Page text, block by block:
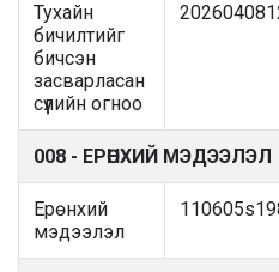
Тухайн
бичилтийг
бичсэн
засварласан
сүүлийн огноо
008 - ЕРӨНХИЙ МЭДЭЭЛЭЛ
Ерөнхий
мэдээлэл